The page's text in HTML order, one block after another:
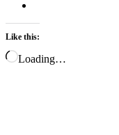
Like this:
Loading…